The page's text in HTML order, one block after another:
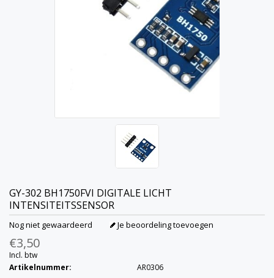
GY-302 BH1750FVI DIGITALE LICHT
INTENSITEITSSENSOR
Nog niet gewaardeerd Je beoordeling toevoegen
€3,50
Incl. btw
Artikelnummer:
AR0306